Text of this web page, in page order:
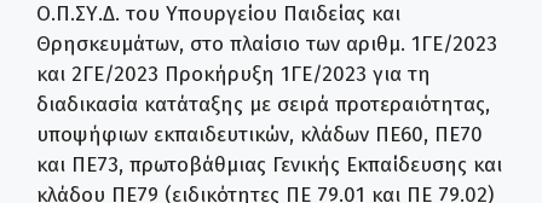
Ο.Π.ΣΥ.Δ. του Υπουργείου Παιδείας και
Θρησκευμάτων, στο πλαίσιο των αριθμ. 1ΓΕ/2023
και 2ΓΕ/2023 Προκήρυξη 1ΓΕ/2023 για τη
διαδικασία κατάταξης με σειρά προτεραιότητας,
υποψήφιων εκπαιδευτικών, κλάδων ΠΕ60, ΠΕ70
και ΠΕ73, πρωτοβάθμιας Γενικής Εκπαίδευσης και
κλάδου ΠΕ79 (ειδικότητες ΠΕ 79.01 και ΠΕ 79.02)